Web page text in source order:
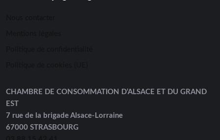
CHAMBRE DE CONSOMMATION D’ALSACE ET DU GRAND
EST
7 rue de la brigade Alsace-Lorraine
67000 STRASBOURG